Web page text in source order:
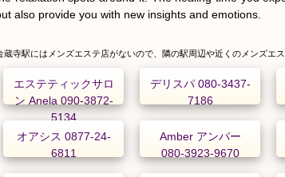
also provide you with new insights and emotions.
蔵寺駅にはメンズエステ店がないので、隣の駅周辺や近くのメンズエ
エステティックサロ
ン Anela 090-3872-
5134
デリスパ 080-3437-
7186
オアシス 0877-24-
6811
Amber アンバー
080-3923-9670